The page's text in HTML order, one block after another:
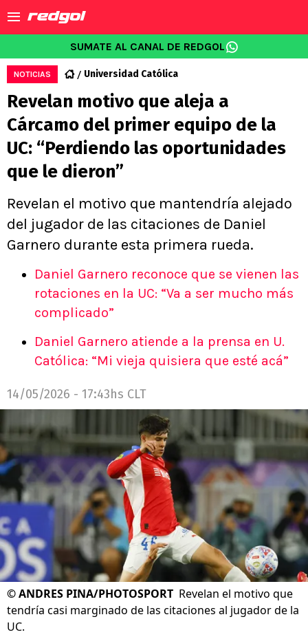
SUMATE AL CANAL DE REDGOL
NOTICIAS Universidad Católica
Revelan motivo que aleja a
Cárcamo del primer equipo de la
UC: “Perdiendo las oportunidades
que le dieron”
Revelan el motivo que mantendría alejado
del jugador de las citaciones de Daniel
Garnero durante esta primera rueda.
Daniel Garnero reconoce que se vienen las
rotaciones en la UC: “Va a ser mucho más
complicado”
Daniel Garnero atiende a la prensa en U.
Católica: “Mi vieja quisiera que esté acá”
14/05/2026 - 17:43hs CLT
©ANDRES PINA/PHOTOSPORT Revelan el motivo que
tendría casi marginado de las citaciones al jugador de la
UC.